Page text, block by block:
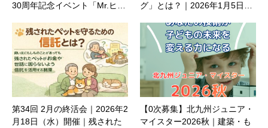
30周年記念イベント「Mr.ヒ…
グ」とは？｜2026年1月5日…
第34回 2月の終活会｜2026年2
月18日（水）開催｜残された
【0次募集】北九州ジュニア・
マイスター2026秋｜建築・も